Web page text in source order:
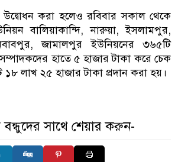
করা হলেও রবিবার সকাল থেকে
বালিয়াকান্দি, নারুয়া, ইসলামপুর,
জামালপুর ইউনিয়নের ৩৬৫টি
হাতে ৫ হাজার টাকা করে চেক
১৮ লাখ ২৫ হাজার টাকা প্রদান করা হয়।
সাথে শেয়ার করুন-